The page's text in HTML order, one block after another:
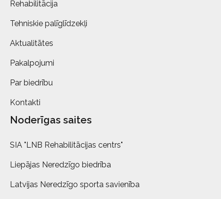
Rehabilitācija
Tehniskie palīglīdzekļi
Aktualitātes
Pakalpojumi
Par biedrību
Kontakti
Noderīgas saites
SIA "LNB Rehabilitācijas centrs"
Liepājas Neredzīgo biedrība
Latvijas Neredzīgo sporta savienība